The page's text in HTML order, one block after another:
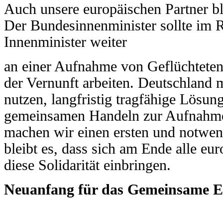
Auch unsere europäischen Partner
Der Bundesinnenminister sollte im
Innenminister weiter
an einer Aufnahme von
der Vernunft arbeiten. Deutschland
nutzen, langfristig tragfähige
gemeinsamen Handeln zur
machen wir einen ersten und
bleibt es, dass sich am Ende alle
diese Solidarität einbringen.
Neuanfang für das Gemeinsame